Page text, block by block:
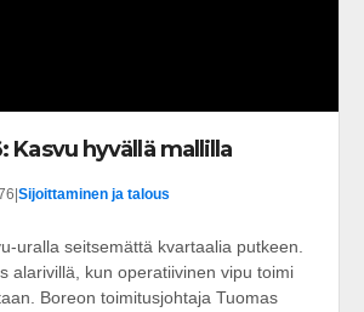
Kasvu hyvällä mallilla
Sijoittaminen ja talous
uralla seitsemättä kvartaalia putkeen.
alarivillä, kun operatiivinen vipu toimi
Boreon toimitusjohtaja Tuomas